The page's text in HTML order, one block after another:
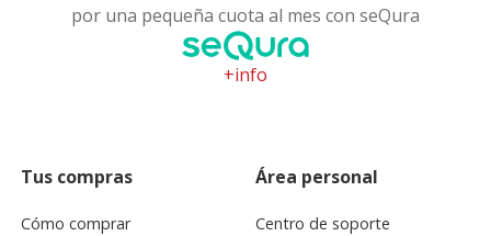
por una pequeña cuota al mes con seQura
+info
Tus compras
Cómo comprar
Área personal
Centro de soporte